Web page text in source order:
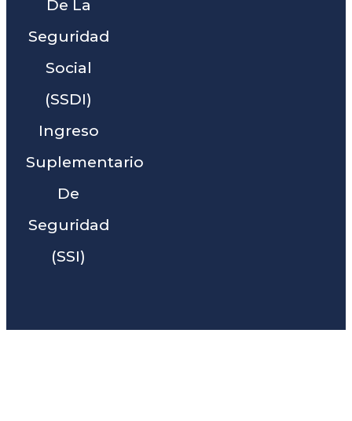
De La
Seguridad
Social
(SSDI)
Ingreso
Suplementario
De
Seguridad
(SSI)